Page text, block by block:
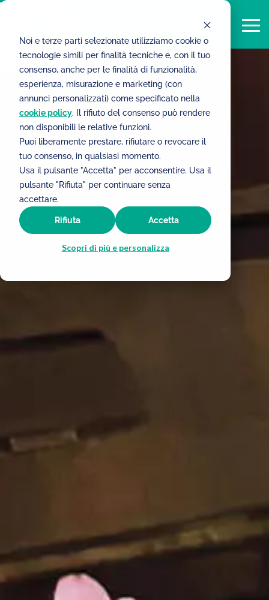
Noi e terze parti selezionate utilizziamo cookie o
tecnologie simili per finalità tecniche e, con il tuo
consenso, anche per le finalità di funzionalità,
esperienza, misurazione e marketing (con
annunci personalizzati) come specificato nella
cookie policy. Il rifiuto del consenso può rendere
non disponibili le relative funzioni.
Puoi liberamente prestare, rifiutare o revocare il
tuo consenso, in qualsiasi momento.
Usa il pulsante "Accetta" per acconsentire. Usa il
pulsante "Rifiuta" per continuare senza
accettare.
Scopri di più e personalizza
Accetta
Rifiuta